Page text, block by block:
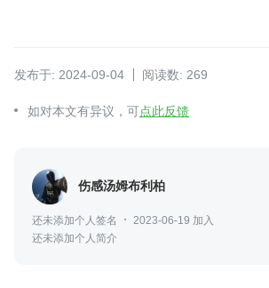
发布于: 2024-09-04 阅读数: 269
如对本文有异议，可点此反馈
伤感汤姆布利柏
还未添加个人签名
2023-06-19 加入
还未添加个人简介